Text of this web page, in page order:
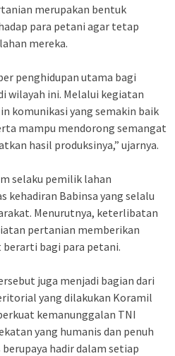
merupakan bentuk
para petani agar tetap
mereka.
penghidupan utama bagi
wilayah ini. Melalui kegiatan
komunikasi yang semakin baik
mampu mendorong semangat
hasil produksinya,” ujarnya.
selaku pemilik lahan
kehadiran Babinsa yang selalu
Menurutnya, keterlibatan
pertanian memberikan
bagi para petani.
juga menjadi bagian dari
yang dilakukan Koramil
kemanunggalan TNI
yang humanis dan penuh
hadir dalam setiap